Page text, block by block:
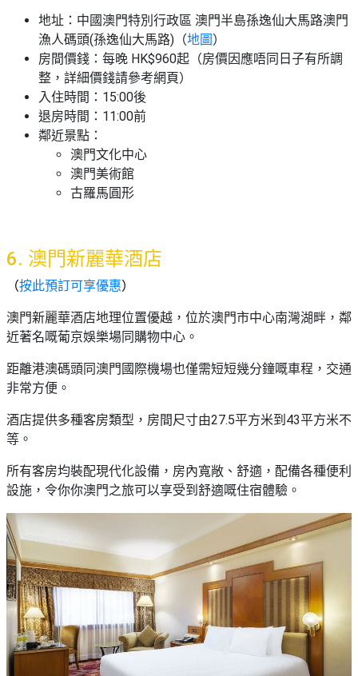
地址：中國澳門特別行政區 澳門半島孫逸仙大馬路澳門
漁人碼頭(孫逸仙大馬路)（地圖 ）
房間價錢：每晚 HK$960起（房價因應唔同日子有所調
整，詳細價錢請參考網頁）
入住時間：15:00後
退房時間：11:00前
鄰近景點：
澳門文化中心
澳門美術館
古羅馬圓形
6. 澳門新麗華酒店
（按此預訂可享優惠）
澳門新麗華酒店地理位置優越，位於澳門市中心南灣湖畔，鄰
近著名嘅葡京娛樂場同購物中心。
距離港澳碼頭同澳門國際機場也僅需短短幾分鐘嘅車程，交通
非常方便。
酒店提供多種客房類型，房間尺寸由27.5平方米到43平方米不
等。
所有客房均裝配現代化設備，房內寬敞、舒適，配備各種便利
設施，令你你澳門之旅可以享受到舒適嘅住宿體驗。